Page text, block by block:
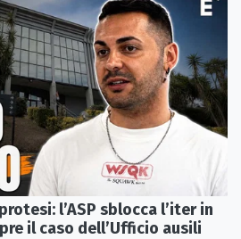
l’ASP sblocca l’iter in
il caso dell’Ufficio ausili